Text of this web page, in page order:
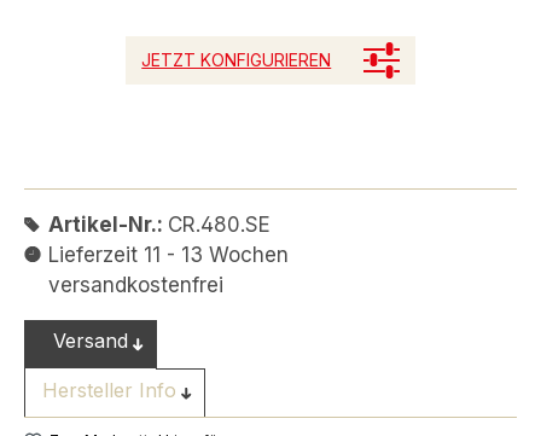
JETZT KONFIGURIEREN
Artikel-Nr.: CR.480.SE
Lieferzeit 11 - 13 Wochen
versandkostenfrei
Versand
Hersteller Info